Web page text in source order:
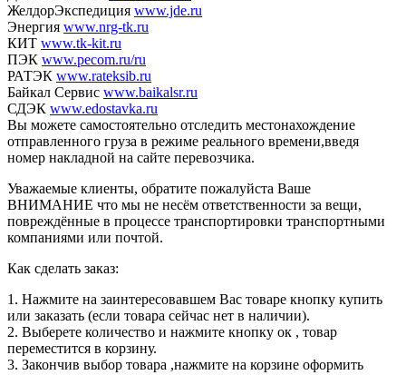
ЖелдорЭкспедиция www.jde.ru
Энергия www.nrg-tk.ru
КИТ www.tk-kit.ru
ПЭК www.pecom.ru/ru
РАТЭК www.rateksib.ru
Байкал Сервис www.baikalsr.ru
СДЭК www.edostavka.ru
Вы можете самостоятельно отследить местонахождение
отправленного груза в режиме реального времени,введя
номер накладной на сайте перевозчика.
Уважаемые клиенты, обратите пожалуйста Ваше
ВНИМАНИЕ что мы не несём ответственности за вещи,
повреждённые в процессе транспортировки транспортными
компаниями или почтой.
Как сделать заказ:
1. Нажмите на заинтересовавшем Вас товаре кнопку купить
или заказать (если товара сейчас нет в наличии).
2. Выберете количество и нажмите кнопку ок , товар
переместится в корзину.
3. Закончив выбор товара ,нажмите на корзине оформить